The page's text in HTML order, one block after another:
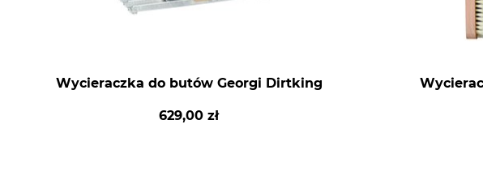
Wycieraczka do butów Georgi Dirtking
629,00 zł